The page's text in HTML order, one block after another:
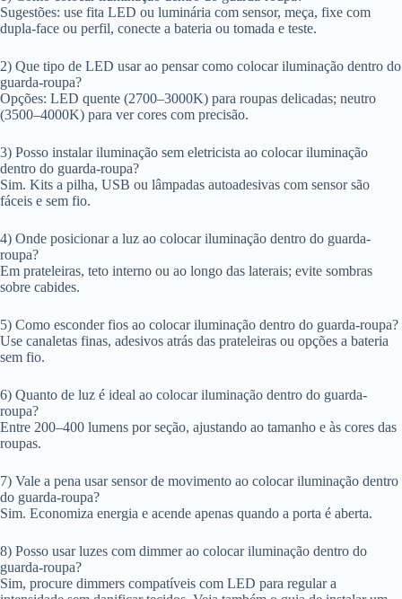
Sugestões: use fita LED ou luminária com sensor, meça, fixe com
dupla-face ou perfil, conecte a bateria ou tomada e teste.
2) Que tipo de LED usar ao pensar como colocar iluminação dentro do
guarda-roupa?
Opções: LED quente (2700–3000K) para roupas delicadas; neutro
(3500–4000K) para ver cores com precisão.
3) Posso instalar iluminação sem eletricista ao colocar iluminação
dentro do guarda-roupa?
Sim. Kits a pilha, USB ou lâmpadas autoadesivas com sensor são
fáceis e sem fio.
4) Onde posicionar a luz ao colocar iluminação dentro do guarda-
roupa?
Em prateleiras, teto interno ou ao longo das laterais; evite sombras
sobre cabides.
5) Como esconder fios ao colocar iluminação dentro do guarda-roupa?
Use canaletas finas, adesivos atrás das prateleiras ou opções a bateria
sem fio.
6) Quanto de luz é ideal ao colocar iluminação dentro do guarda-
roupa?
Entre 200–400 lumens por seção, ajustando ao tamanho e às cores das
roupas.
7) Vale a pena usar sensor de movimento ao colocar iluminação dentro
do guarda-roupa?
Sim. Economiza energia e acende apenas quando a porta é aberta.
8) Posso usar luzes com dimmer ao colocar iluminação dentro do
guarda-roupa?
Sim, procure dimmers compatíveis com LED para regular a